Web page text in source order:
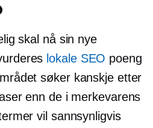
skal nå sin nye
lokale SEO poeng
søker kanskje etter
enn de i merkevarens
vil sannsynligvis